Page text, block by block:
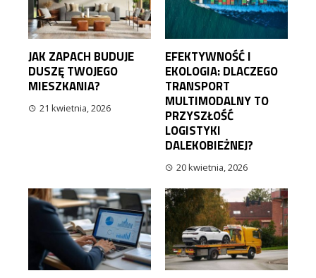
JAK ZAPACH BUDUJE
DUSZĘ TWOJEGO
MIESZKANIA?
21 kwietnia, 2026
EFEKTYWNOŚĆ I
EKOLOGIA: DLACZEGO
TRANSPORT
MULTIMODALNY TO
PRZYSZŁOŚĆ
LOGISTYKI
DALEKOBIEŻNEJ?
20 kwietnia, 2026